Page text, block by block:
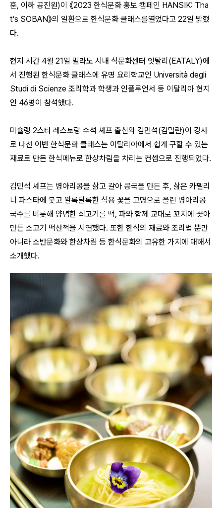
훈, 이하 공진원)이 《2023 한식문화 홍보 캠페인 HANSIK: Tha
t’s SOBAN》의 일환으로 한식문화 클래스를열었다고 22일 밝혔
다.
현지 시간 4월 21일 밀라노 시내 식문화센터 잇탈리(EATALY)에
서 진행된 한식문화 클래스에 유명 요리학교인 Università degli
Studi di Scienze 조리학과 학생과 인플루언서 등 이탈리아 현지
인 46명이 참석했다.
미슐랭 2스타 레스토랑 수석 셰프 출신의 김민석(김밀란)이 강사
로 나선 이번 한식문화 클래스는 이탈리아에서 쉽게 구할 수 있는
재료로 만든 한식메뉴로 한상차림을 차리는 컨셉으로 진행되었다.
김민석 셰프는 병아리콩을 삶고 갈아 콩국을 만든 후, 삶은 카펠리
니 파스타에 붓고 알록달록한 식용 꽃을 고명으로 올린 병아리콩
국수를 비롯해 양념한 쇠고기를 떡, 파와 함께 교대로 꼬치에 꽂아
만든 소고기 떡산적을 시연했다. 또한 한식의 재료와 조리법 뿐만
아니라 소반문화와 한상차림 등 한식문화의 고유한 가치에 대해서
소개했다.